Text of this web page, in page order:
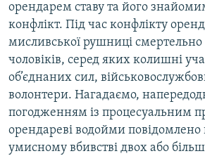
орендарем ставу та його
конфлікт. Під час конфлікту
мисливської рушниці
чоловіків, серед яких колишні
об’єднаних сил,
волонтери. Нагадаємо,
погодженням із процесуальним
орендареві водойми повідомлено
умисному вбивстві двох або